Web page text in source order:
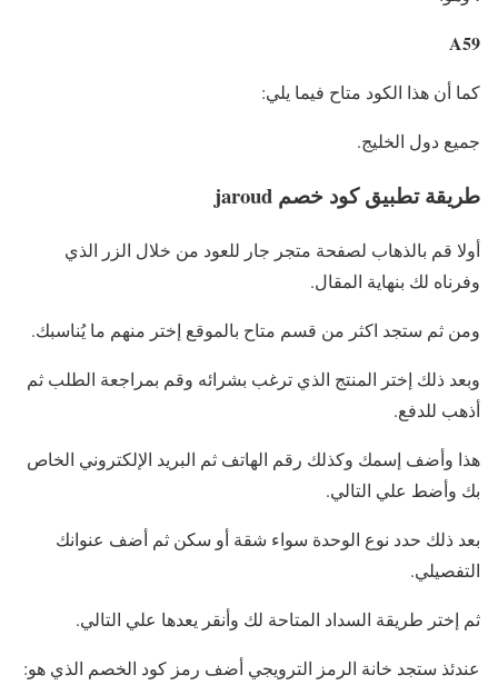
A59
كما أن هذا الكود متاح فيما يلي:
جميع دول الخليج.
طريقة تطبيق كود خصم jaroud
أولا قم بالذهاب لصفحة متجر جار للعود من خلال الزر الذي
وفرناه لك بنهاية المقال.
ومن ثم ستجد اكثر من قسم متاح بالموقع إختر منهم ما يُناسبك.
وبعد ذلك إختر المنتج الذي ترغب بشرائه وقم بمراجعة الطلب ثم
أذهب للدفع.
هذا وأضف إسمك وكذلك رقم الهاتف ثم البريد الإلكتروني الخاص
بك وأضط علي التالي.
بعد ذلك حدد نوع الوحدة سواء شقة أو سكن ثم أضف عنوانك
التفصيلي.
ثم إختر طريقة السداد المتاحة لك وأنقر يعدها علي التالي.
عندئذ ستجد خانة الرمز الترويجي أضف رمز كود الخصم الذي هو: